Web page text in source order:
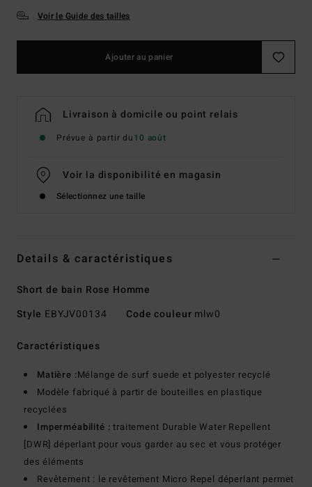
Voir le Guide des tailles
Ajouter au panier
Livraison à domicile ou point relais
Prévue à partir du10 août
Voir la disponibilité en magasin
Sélectionnez une taille
Details & caractéristiques
Short de bain Rose Homme
Style EBYJV00134 Code couleur mlw0
Caractéristiques
Matière :Mélange de surf suede et polyester recyclé
Modèle fabriqué à partir de bouteilles en plastique
recyclées
Imperméabilité : traitement Durable Water Repellent
[DWR] déperlant pour vous garder au sec et vous protéger
des éléments
Revêtement : le revêtement Micro Repel déperlant permet